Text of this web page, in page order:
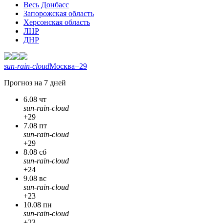
Весь Донбасс
Запорожская область
Херсонская область
ЛНР
ДНР
sun-rain-cloudМосква+29
Прогноз на 7 дней
6.08 чт
sun-rain-cloud
+29
7.08 пт
sun-rain-cloud
+29
8.08 сб
sun-rain-cloud
+24
9.08 вс
sun-rain-cloud
+23
10.08 пн
sun-rain-cloud